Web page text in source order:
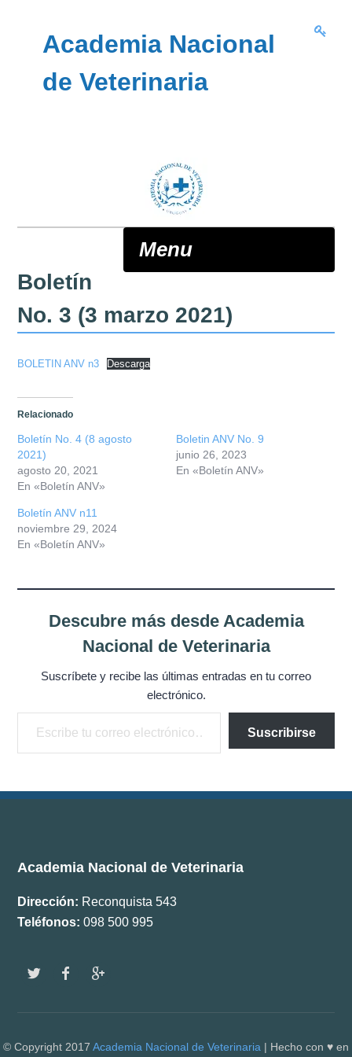
Academia Nacional
de Veterinaria
Menu
ANV
Integrantes
Comisiones
Novedades
Publicaciones
Documentos
Premios
Boletín
No. 3 (3 marzo 2021)
BOLETIN ANV n3 Descarga
Relacionado
Boletín No. 4 (8 agosto
2021)
agosto 20, 2021
En «Boletín ANV»
Boletin ANV No. 9
junio 26, 2023
En «Boletín ANV»
Boletín ANV n11
noviembre 29, 2024
En «Boletín ANV»
Descubre más desde Academia
Nacional de Veterinaria
Suscríbete y recibe las últimas entradas en tu correo
electrónico.
Escribe tu correo electrónico…
Suscribirse
Academia Nacional de Veterinaria
Dirección: Reconquista 543
Teléfonos: 098 500 995
w f g
© Copyright 2017 Academia Nacional de Veterinaria | Hecho con ♥ en